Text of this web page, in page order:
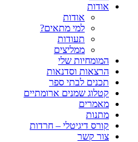
אודות
אודות
למי מתאים?
תעודות
ממליצים
המומחיות שלי
הרצאות וסדנאות
תכנים לבתי ספר
קטלוג שמנים ארומתיים
מאמרים
מתנות
קורס דיגיטלי – חרדות
צור קשר